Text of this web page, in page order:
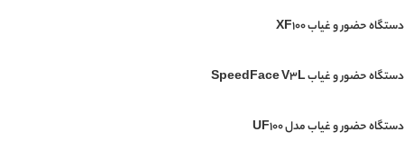
دستگاه حضور و غیاب XF100
دستگاه حضور و غیاب SpeedFace V3L
دستگاه حضور و غیاب مدل UF100